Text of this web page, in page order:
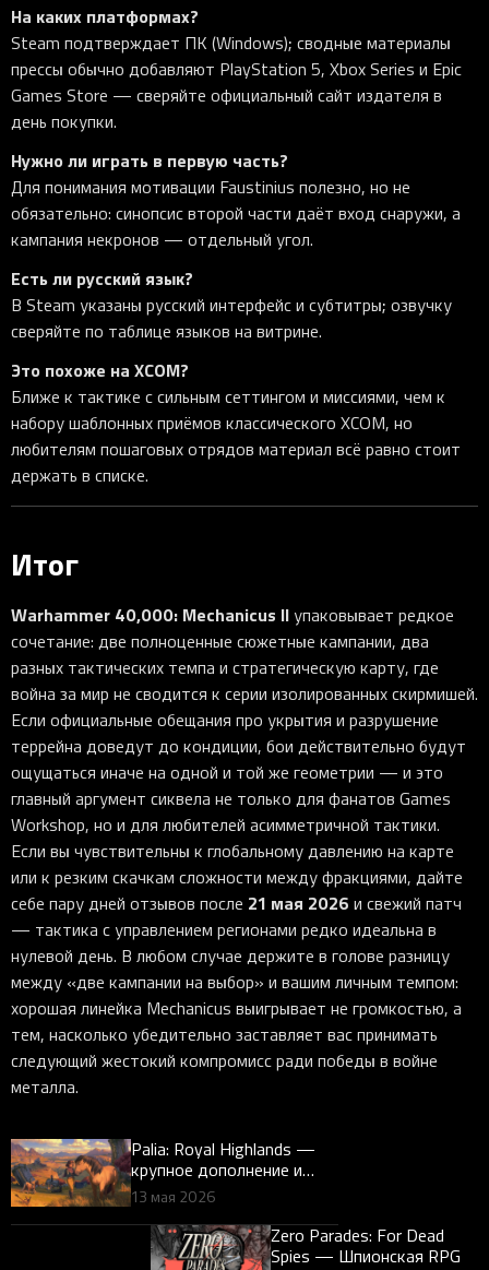
На каких платформах?
Steam подтверждает ПК (Windows); сводные материалы
прессы обычно добавляют PlayStation 5, Xbox Series и Epic
Games Store — сверяйте официальный сайт издателя в
день покупки.
Нужно ли играть в первую часть?
Для понимания мотивации Faustinius полезно, но не
обязательно: синопсис второй части даёт вход снаружи, а
кампания некронов — отдельный угол.
Есть ли русский язык?
В Steam указаны русский интерфейс и субтитры; озвучку
сверяйте по таблице языков на витрине.
Это похоже на XCOM?
Ближе к тактике с сильным сеттингом и миссиями, чем к
набору шаблонных приёмов классического XCOM, но
любителям пошаговых отрядов материал всё равно стоит
держать в списке.
Итог
Warhammer 40,000: Mechanicus II упаковывает редкое
сочетание: две полноценные сюжетные кампании, два
разных тактических темпа и стратегическую карту, где
война за мир не сводится к серии изолированных скирмишей.
Если официальные обещания про укрытия и разрушение
террейна доведут до кондиции, бои действительно будут
ощущаться иначе на одной и той же геометрии — и это
главный аргумент сиквела не только для фанатов Games
Workshop, но и для любителей асимметричной тактики.
Если вы чувствительны к глобальному давлению на карте
или к резким скачкам сложности между фракциями, дайте
себе пару дней отзывов после 21 мая 2026 и свежий патч
— тактика с управлением регионами редко идеальна в
нулевой день. В любом случае держите в голове разницу
между «две кампании на выбор» и вашим личным темпом:
хорошая линейка Mechanicus выигрывает не громкостью, а
тем, насколько убедительно заставляет вас принимать
следующий жестокий компромисс ради победы в войне
металла.
Palia: Royal Highlands —
крупное дополнение и
масштаб апдейта для
13 мая 2026
Zero Parades: For Dead
Spies — Шпионская RPG